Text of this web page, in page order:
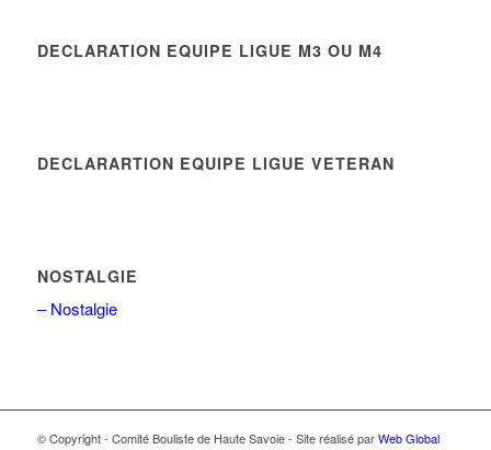
DECLARATION EQUIPE LIGUE M3 OU M4
DECLARARTION EQUIPE LIGUE VETERAN
NOSTALGIE
– Nostalgie
© Copyright - Comité Bouliste de Haute Savoie - Site réalisé parWeb Global